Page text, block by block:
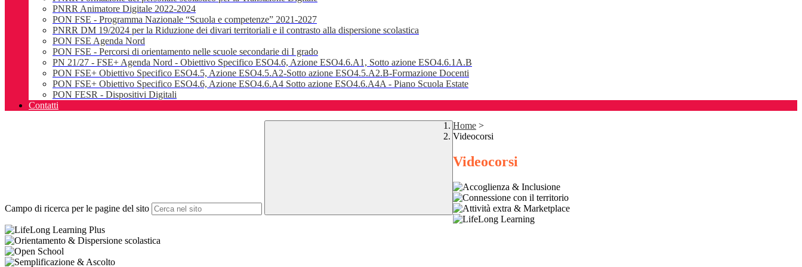
PNRR Animatore Digitale 2022-2024
PON FSE - Programma Nazionale “Scuola e competenze” 2021-2027
PNRR DM 19/2024 per la Riduzione dei divari territoriali e il contrasto alla dispersione scolastica
PON FSE Agenda Nord
PON FSE - Percorsi di orientamento nelle scuole secondarie di I grado
PN 21/27 - FSE+ Agenda Nord - Obiettivo Specifico ESO4.6, Azione ESO4.6.A1, Sotto azione ESO4.6.1A.B
PON FSE+ Obiettivo Specifico ESO4.5, Azione ESO4.5.A2-Sotto azione ESO4.5.A2.B-Formazione Docenti
PON FSE+ Obiettivo Specifico ESO4.6, Azione ESO4.6.A4 Sotto azione ESO4.6.A4A - Piano Scuola Estate
PON FESR - Dispositivi Digitali
Contatti
Campo di ricerca per le pagine del sito
Home >
Videocorsi
Videocorsi